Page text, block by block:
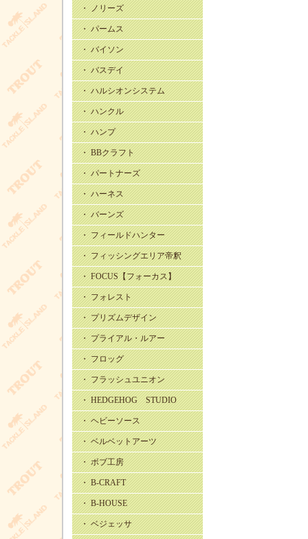
・ ノリーズ
・ パームス
・ バイソン
・ バスデイ
・ ハルシオンシステム
・ ハンクル
・ ハンプ
・ BBクラフト
・ パートナーズ
・ ハーネス
・ バーンズ
・ フィールドハンター
・ フィッシングエリア帝釈
・ FOCUS【フォーカス】
・ フォレスト
・ プリズムデザイン
・ プライアル・ルアー
・ フロッグ
・ フラッシュユニオン
・ HEDGEHOG STUDIO
・ ヘビーソース
・ ベルベットアーツ
・ ボブ工房
・ B-CRAFT
・ B-HOUSE
・ ベジェッサ